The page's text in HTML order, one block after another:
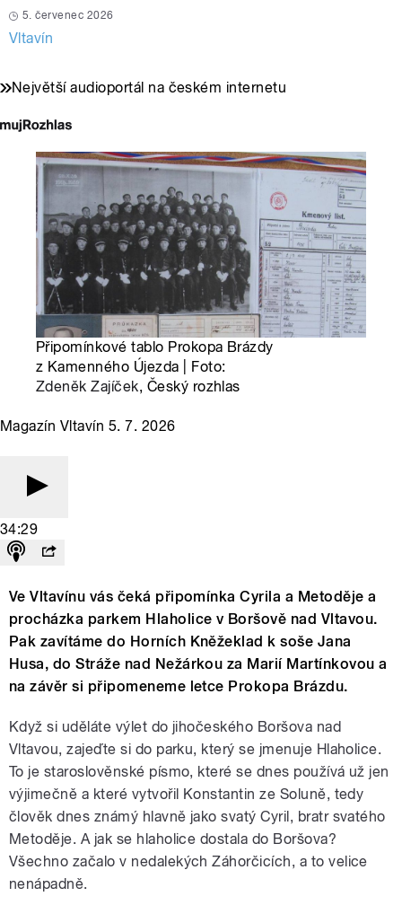
5. červenec 2026
Vltavín
Největší audioportál na českém internetu
Připomínkové tablo Prokopa Brázdy
z Kamenného Újezda | Foto:
Zdeněk Zajíček, Český rozhlas
Magazín Vltavín 5. 7. 2026
34:29
Ve Vltavínu vás čeká připomínka Cyrila a Metoděje a
procházka parkem Hlaholice v Boršově nad Vltavou.
Pak zavítáme do Horních Kněžeklad k soše Jana
Husa, do Stráže nad Nežárkou za Marií Martínkovou a
na závěr si připomeneme letce Prokopa Brázdu.
Když si uděláte výlet do jihočeského Boršova nad
Vltavou, zajeďte si do parku, který se jmenuje Hlaholice.
To je staroslověnské písmo, které se dnes používá už jen
výjimečně a které vytvořil Konstantin ze Soluně, tedy
člověk dnes známý hlavně jako svatý Cyril, bratr svatého
Metoděje. A jak se hlaholice dostala do Boršova?
Všechno začalo v nedalekých Záhorčicích, a to velice
nenápadně.